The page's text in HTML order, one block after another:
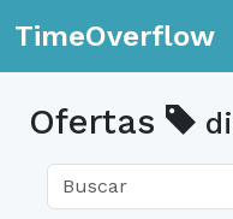
TimeOverflow
Ofertas